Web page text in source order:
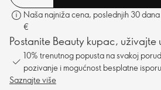
Naša najniža cena, poslednjih 30
€
Postanite Beauty kupac,
10% trenutnog popusta na svakoj
pozivanje i mogućnost besplatne
Saznajte više